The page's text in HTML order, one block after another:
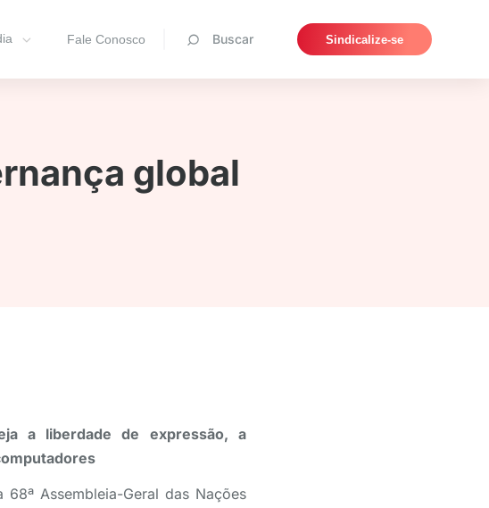
Fale Conosco Buscar Sindicalize-se
Pesquisar
global
a liberdade de expressão, a
Assembleia-Geral das Nações